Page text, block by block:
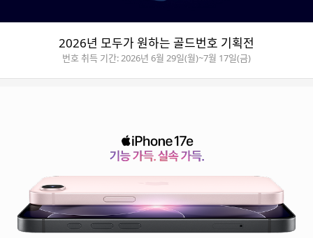
2026년 모두가 원하는 골드번호 기획전
번호 취득 기간: 2026년 6월 29일(월)~7월 17일(금)